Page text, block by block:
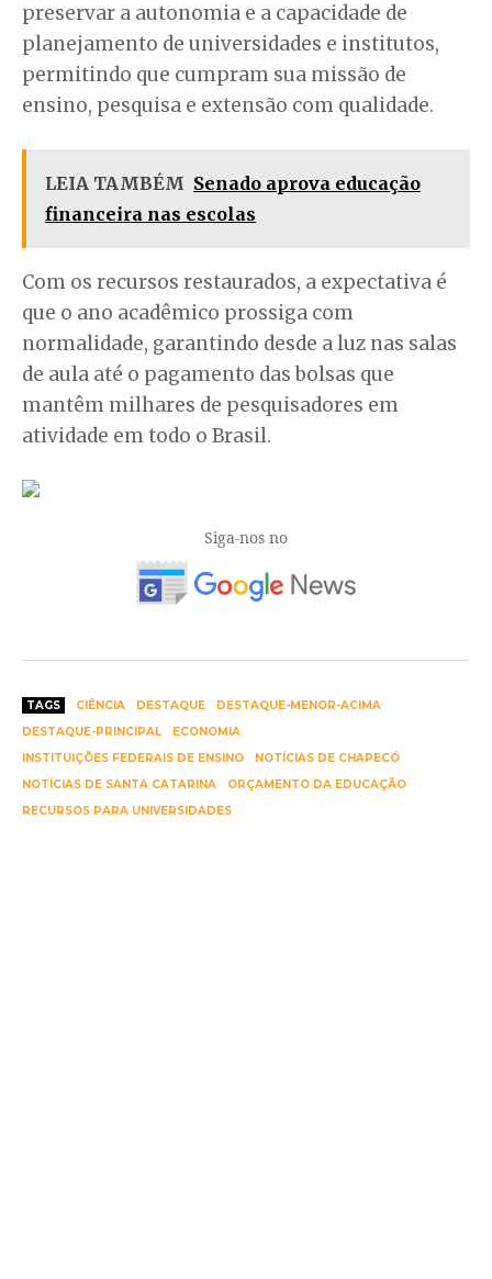
preservar a autonomia e a capacidade de
planejamento de universidades e institutos,
permitindo que cumpram sua missão de
ensino, pesquisa e extensão com qualidade.
LEIA TAMBÉM Senado aprova educação
financeira nas escolas
Com os recursos restaurados, a expectativa é
que o ano acadêmico prossiga com
normalidade, garantindo desde a luz nas salas
de aula até o pagamento das bolsas que
mantêm milhares de pesquisadores em
atividade em todo o Brasil.
Siga-nos no
TAGS CIÊNCIA DESTAQUE
DESTAQUE-MENOR-ACIMA
DESTAQUE-PRINCIPAL
ECONOMIA
INSTITUIÇÕES FEDERAIS DE ENSINO
NOTÍCIAS DE CHAPECÓ
NOTÍCIAS DE SANTA CATARINA
ORÇAMENTO DA EDUCAÇÃO
RECURSOS PARA UNIVERSIDADES